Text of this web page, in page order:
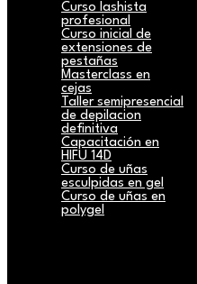
Curso lashista
profesional
Curso inicial de
extensiones de
pestañas
Masterclass en
cejas
Taller semipresencial
de depilacion
definitiva
Capacitación en
HIFU 14D
Curso de uñas
esculpidas en gel
Curso de uñas en
polygel